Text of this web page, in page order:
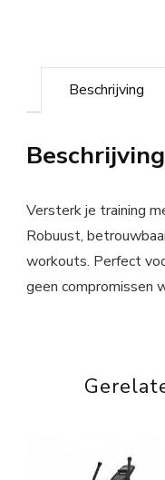
Beschrijving
Beschrijving
Versterk je training
Robuust,
workouts. Perfect
geen compromissen